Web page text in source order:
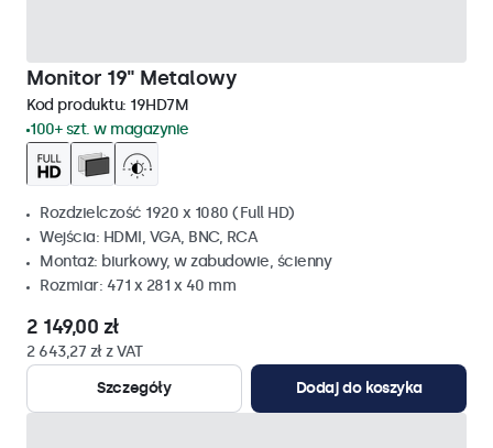
Monitor 19" Metalowy
Kod produktu: 19HD7M
100+ szt. w magazynie
Rozdzielczość 1920 x 1080 (Full HD)
Wejścia: HDMI, VGA, BNC, RCA
Montaż: biurkowy, w zabudowie, ścienny
Rozmiar: 471 x 281 x 40 mm
2 149,00 zł
2 643,27 zł z VAT
Szczegóły
Dodaj do koszyka